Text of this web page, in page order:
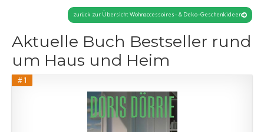
zurück zur Übersicht Wohnaccessoires- & Deko-Geschenkideen
Aktuelle Buch Bestseller rund
um Haus und Heim
# 1